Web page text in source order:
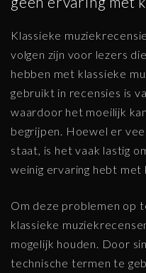
Klassieke
volgen zijn voor lezers
hebben met klassieke
gebruikt in recensies is
waardoor het moeilijk
begrijpen. Hoewel er
staat, is het vaak lastig
weinig ervaring hebt met
Om deze problemen op
klassieke
mogelijk houden. Door
technische termen te